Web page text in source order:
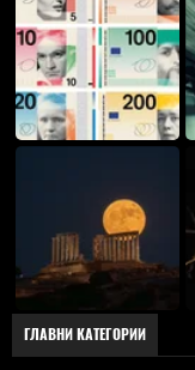
ГЛАВНИ КАТЕГОРИИ